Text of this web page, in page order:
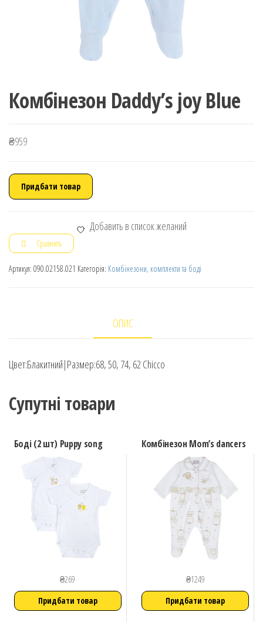
Комбінезон Daddy’s joy Blue
₴959
Придбати товар
Добавить в список желаний
Сравнить
Артикул: 090.02158.021 Категорія: Комбінезони, комплекти та боді
ОПИС
Цвет:Блакитний|Размер:68, 50, 74, 62 Chicco
Супутні товари
Боді (2 шт) Puppy song
₴269
Придбати товар
Комбінезон Mom’s dancers
₴1249
Придбати товар